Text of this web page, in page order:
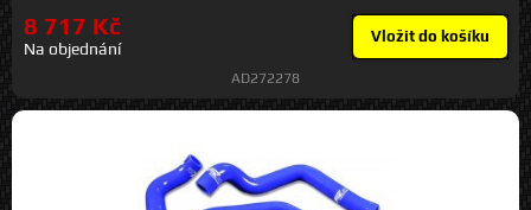
8 717 Kč
Na objednání
Vložit do košíku
AD272278